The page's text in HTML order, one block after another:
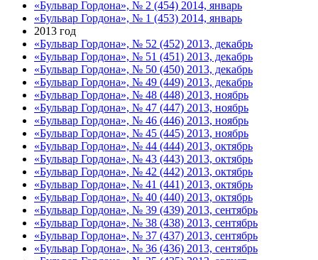
«Бульвар Гордона», № 2 (454) 2014, январь
«Бульвар Гордона», № 1 (453) 2014, январь
2013 год
«Бульвар Гордона», № 52 (452) 2013, декабрь
«Бульвар Гордона», № 51 (451) 2013, декабрь
«Бульвар Гордона», № 50 (450) 2013, декабрь
«Бульвар Гордона», № 49 (449) 2013, декабрь
«Бульвар Гордона», № 48 (448) 2013, ноябрь
«Бульвар Гордона», № 47 (447) 2013, ноябрь
«Бульвар Гордона», № 46 (446) 2013, ноябрь
«Бульвар Гордона», № 45 (445) 2013, ноябрь
«Бульвар Гордона», № 44 (444) 2013, октябрь
«Бульвар Гордона», № 43 (443) 2013, октябрь
«Бульвар Гордона», № 42 (442) 2013, октябрь
«Бульвар Гордона», № 41 (441) 2013, октябрь
«Бульвар Гордона», № 40 (440) 2013, октябрь
«Бульвар Гордона», № 39 (439) 2013, сентябрь
«Бульвар Гордона», № 38 (438) 2013, сентябрь
«Бульвар Гордона», № 37 (437) 2013, сентябрь
«Бульвар Гордона», № 36 (436) 2013, сентябрь